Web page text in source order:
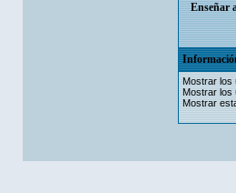
Enseñar
Mostrar los
Mostrar los
Mostrar